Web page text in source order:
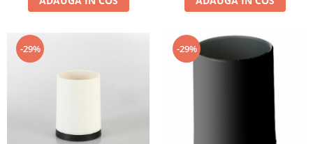
-29% -29%